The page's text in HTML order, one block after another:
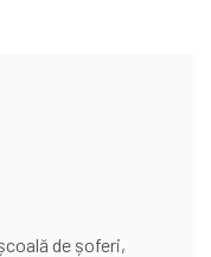
de șoferi,